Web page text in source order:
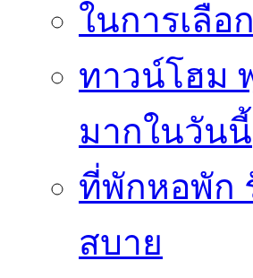
ในการเลื
ทาวน์โฮม
มากในวันนี้
ที่พักหอพัก
สบาย